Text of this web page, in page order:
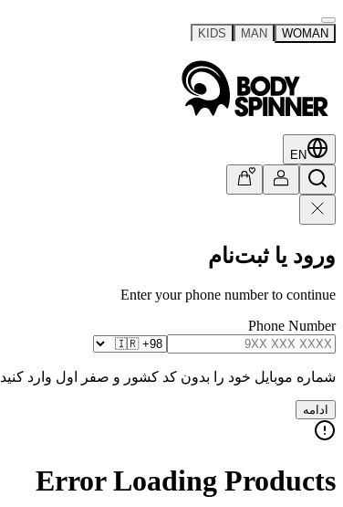
WOMAN
MAN
KIDS
EN
ورود یا ثبت‌نام
Enter your phone number to continue
Phone Number
شماره موبایل خود را بدون کد کشور و صفر اول وارد کنید
ادامه
Error Loading Products